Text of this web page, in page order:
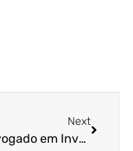
Next
Advogado em Inventários